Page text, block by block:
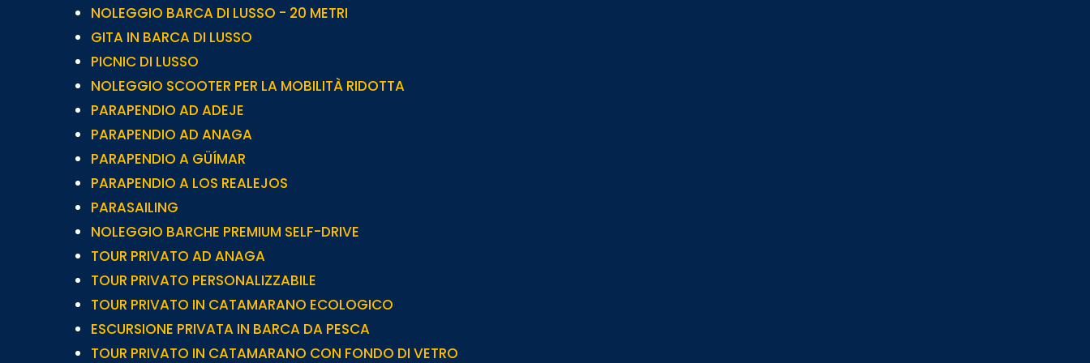
NOLEGGIO BARCA DI LUSSO - 20 METRI
GITA IN BARCA DI LUSSO
PICNIC DI LUSSO
NOLEGGIO SCOOTER PER LA MOBILITÀ RIDOTTA
PARAPENDIO AD ADEJE
PARAPENDIO AD ANAGA
PARAPENDIO A GÜÍMAR
PARAPENDIO A LOS REALEJOS
PARASAILING
NOLEGGIO BARCHE PREMIUM SELF-DRIVE
TOUR PRIVATO AD ANAGA
TOUR PRIVATO PERSONALIZZABILE
TOUR PRIVATO IN CATAMARANO ECOLOGICO
ESCURSIONE PRIVATA IN BARCA DA PESCA
TOUR PRIVATO IN CATAMARANO CON FONDO DI VETRO